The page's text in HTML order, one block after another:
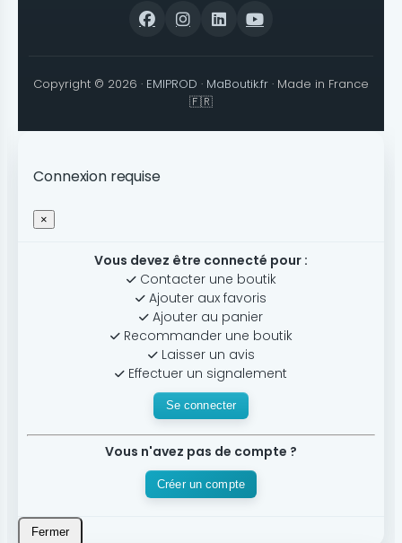
Copyright © 2026 · EMIPROD · MaBoutik.fr · Made in France
🇫🇷
Connexion requise
×
Vous devez être connecté pour :
Contacter une boutik
Ajouter aux favoris
Ajouter au panier
Recommander une boutik
Laisser un avis
Effectuer un signalement
Se connecter
Vous n'avez pas de compte ?
Créer un compte
Fermer